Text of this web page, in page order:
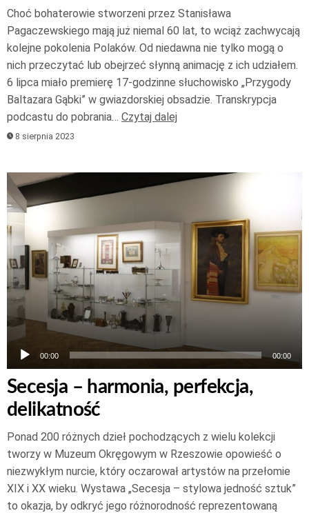
Choć bohaterowie stworzeni przez Stanisława
Pagaczewskiego mają już niemal 60 lat, to wciąż zachwycają
kolejne pokolenia Polaków. Od niedawna nie tylko mogą o
nich przeczytać lub obejrzeć słynną animację z ich udziałem.
6 lipca miało premierę 17-godzinne słuchowisko „Przygody
Baltazara Gąbki” w gwiazdorskiej obsadzie. Transkrypcja
podcastu do pobrania… Czytaj dalej
8 sierpnia 2023
Odtwarzacz
plików
00:00 00:00
Secesja – harmonia, perfekcja,
delikatność
Ponad 200 różnych dzieł pochodzących z wielu kolekcji
tworzy w Muzeum Okręgowym w Rzeszowie opowieść o
niezwykłym nurcie, który oczarował artystów na przełomie
XIX i XX wieku. Wystawa „Secesja – stylowa jedność sztuk”
to okazja, by odkryć jego różnorodność reprezentowaną